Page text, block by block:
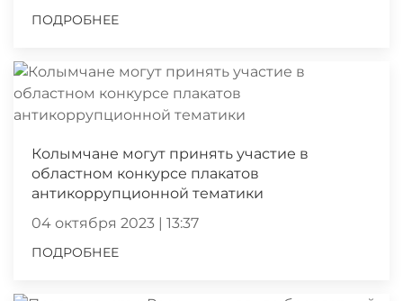
ПОДРОБНЕЕ
Колымчане могут принять участие в
областном конкурсе плакатов
антикоррупционной тематики
04 октября 2023 | 13:37
ПОДРОБНЕЕ